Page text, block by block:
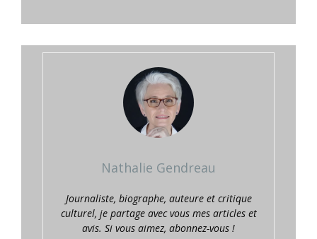
Nathalie Gendreau
Journaliste, biographe, auteure et critique
culturel, je partage avec vous mes articles et
avis. Si vous aimez, abonnez-vous !